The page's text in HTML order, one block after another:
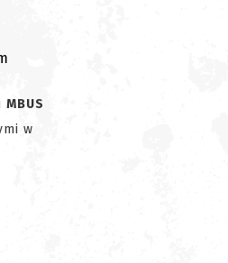
MBUS
w